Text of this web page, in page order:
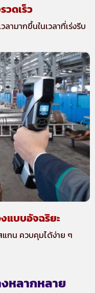
วดเร็ว
ลามากขึ้นในเวลาที่เร่งรีบ
แบบอัจฉริยะ
กน ควบคุมได้ง่าย ๆ
งหลากหลาย